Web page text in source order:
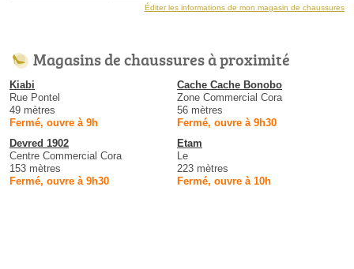
Éditer les informations de mon magasin de chaussures
Magasins de chaussures à proximité
Kiabi
Rue Pontel
49 mètres
Fermé, ouvre à 9h
Cache Cache Bonobo
Zone Commercial Cora
56 mètres
Fermé, ouvre à 9h30
Devred 1902
Centre Commercial Cora
153 mètres
Fermé, ouvre à 9h30
Etam
Le
223 mètres
Fermé, ouvre à 10h